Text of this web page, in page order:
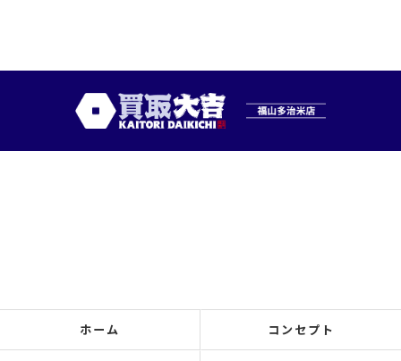
ホーム コンセプト